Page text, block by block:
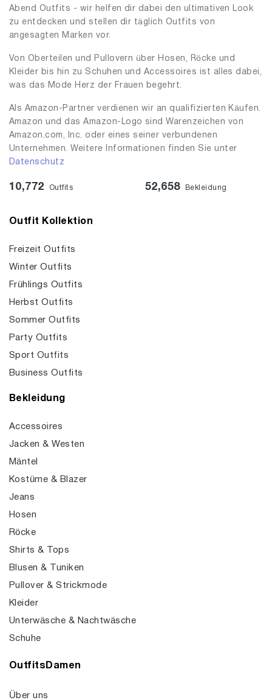
Abend Outfits - wir helfen dir dabei den ultimativen Look
zu entdecken und stellen dir täglich Outfits von
angesagten Marken vor.
Von Oberteilen und Pullovern über Hosen, Röcke und
Kleider bis hin zu Schuhen und Accessoires ist alles dabei,
was das Mode Herz der Frauen begehrt.
Als Amazon-Partner verdienen wir an qualifizierten Käufen.
Amazon und das Amazon-Logo sind Warenzeichen von
Amazon.com, Inc. oder eines seiner verbundenen
Unternehmen. Weitere Informationen finden Sie unter
Datenschutz
10,772 Outfits 52,658 Bekleidung
Outfit Kollektion
Freizeit Outfits
Winter Outfits
Frühlings Outfits
Herbst Outfits
Sommer Outfits
Party Outfits
Sport Outfits
Business Outfits
Bekleidung
Accessoires
Jacken & Westen
Mäntel
Kostüme & Blazer
Jeans
Hosen
Röcke
Shirts & Tops
Blusen & Tuniken
Pullover & Strickmode
Kleider
Unterwäsche & Nachtwäsche
Schuhe
OutfitsDamen
Über uns